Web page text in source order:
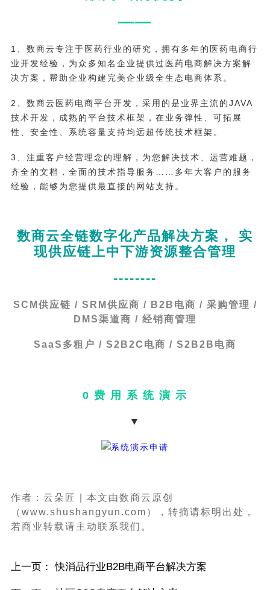
——
1、数商云专注于医药行业的研究，拥有多年的医药电商行
业开发经验，为众多知名企业提供过医药电商解决方案解
决方案，帮助企业构建完美企业级全生态电商体系。
2、数商云医药电商平台开发，采用的是业界主流的JAVA
技术开发，成熟的平台技术框架，在业务弹性、可拓展
性、安全性、系统容量支持均远超传统技术框架。
3、注重客户经营理念的理解，为您解决技术、运营难题，
齐全的文档，全面的技术指导服务……多年大客户的服务
经验，能够为您提供最直接的网站支持。
数商云全链数字化产品解决方案， 实
现供应链上中下游资源整合管理
--------
SCM供应链 / SRM供应商 / B2B电商 / 采购管理 /
DMS渠道商 / 经销商管理
SaaS多租户 / S2B2C电商 / S2B2B电商
0 费 用 系 统 演 示
▼
作者：云朵匠 | 本文由数商云原创
（www.shushangyun.com），转摘请标明出处，
若商业转载请主动联系我们。
上一页：快消品行业B2B电商平台解决方案